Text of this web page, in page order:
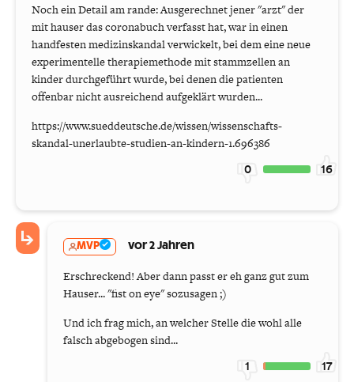
Noch ein Detail am rande: Ausgerechnet jener "arzt" der
mit hauser das coronabuch verfasst hat, war in einen
handfesten medizinskandal verwickelt, bei dem eine neue
experimentelle therapiemethode mit stammzellen an
kinder durchgeführt wurde, bei denen die patienten
offenbar nicht ausreichend aufgeklärt wurden...
https://www.sueddeutsche.de/wissen/wissenschafts-
skandal-unerlaubte-studien-an-kindern-1.696386
0 16
MVP vor 2 Jahren
Erschreckend! Aber dann passt er eh ganz gut zum
Hauser... "fist on eye" sozusagen ;)
Und ich frag mich, an welcher Stelle die wohl alle
falsch abgebogen sind...
1 17